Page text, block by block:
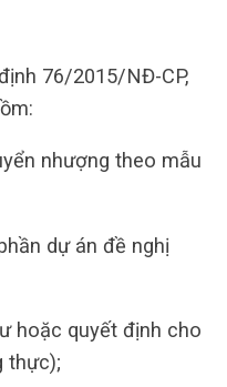
76/2015/NĐ-CP,
nhượng theo mẫu
dự án đề nghị
hoặc quyết định cho
thực);